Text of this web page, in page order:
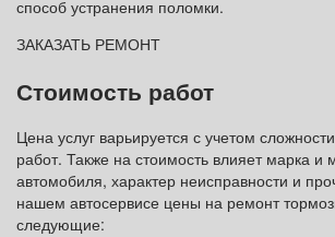
способ устранения поломки.
ЗАКАЗАТЬ РЕМОНТ
Стоимость работ
Цена услуг варьируется с учетом
работ. Также на стоимость влияет марка и
автомобиля, характер неисправности и
нашем автосервисе цены на ремонт
следующие: